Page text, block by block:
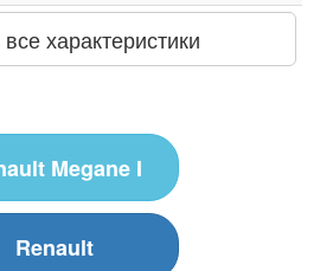
характеристики
Megane I
Renault